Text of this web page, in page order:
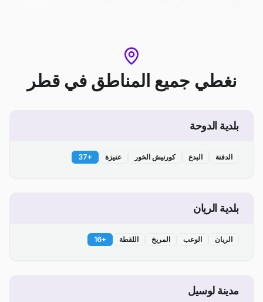
نغطي جميع المناطق في قطر
بلدية الدوحة
الدفنة البدع كورنيش الخور عنيزة +
37
بلدية الريان
الريان الوعب المريخ اللقطة +
16
مدينة لوسيل